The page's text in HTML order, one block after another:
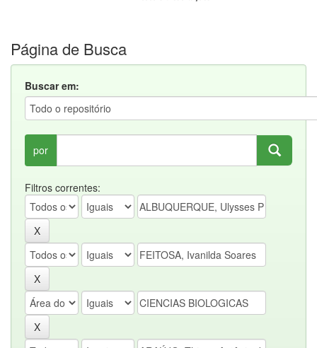
Página de Busca
Buscar em:
por
Filtros correntes: